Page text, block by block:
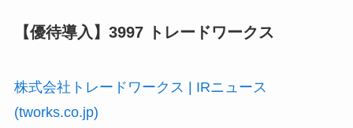
【優待導入】3997 トレードワークス
株式会社トレードワークス | IRニュース
(tworks.co.jp)